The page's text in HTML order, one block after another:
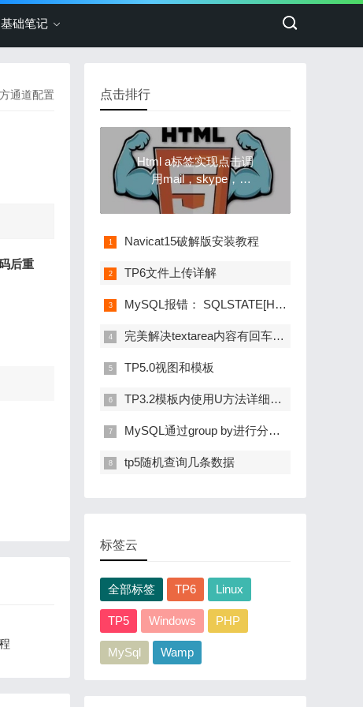
基础笔记
通道配置
后重
点击排行
Html a标签实现点击调
用mail，skype，
whatsapp，qq等应用进
行聊天，拨号，发送邮
Navicat15破解版安装教程
TP6文件上传详解
MySQL报错： SQLSTATE[HY000]: General error: 1030 Got error 28 from storage engine解决办法
完美解决textarea内容有回车或者换行时前台显示不正常的问题!
TP5.0视图和模板
TP3.2模板内使用U方法详细介绍
MySQL通过group by进行分组后查询每组第n条记录和每组前n条记录
tp5随机查询几条数据
标签云
全部标签 TP6 Linux
TP5 Windows PHP
MySql Wamp